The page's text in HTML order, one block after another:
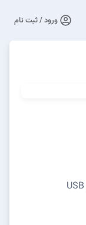
ورود / ثبت نام